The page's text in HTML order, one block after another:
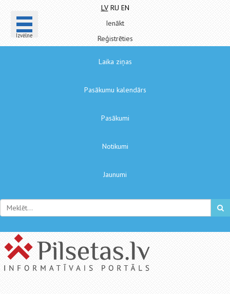
Izvēlne
LV RU EN
Ienākt
Reģistrēties
Laika ziņas
Pasākumu kalendārs
Pasākumi
Notikumi
Jaunumi